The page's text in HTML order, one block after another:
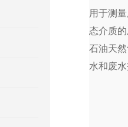
用于测
态介质
石油天
水和废